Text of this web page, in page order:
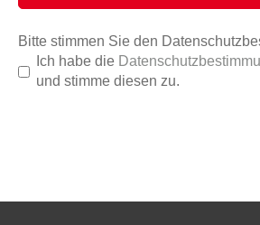
Bitte stimmen Sie den
Ich habe die
und stimme diesen zu.